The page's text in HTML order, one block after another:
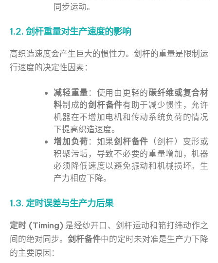
同步运动。
1.2. 剑杆重量对生产速度的影响
高织造速度会产生巨大的惯性力。剑杆的重量是限制运
行速度的决定性因素：
减轻重量：使用由更轻的碳纤维或复合材
料制成的剑杆备件有助于减少惯性，允许
机器在不增加电机和传动系统负荷的情况
下提高织造速度。
增加负荷：如果剑杆备件 （剑杆）变形或
积聚污垢，导致不必要的重量增加，机器
必须降低速度以避免振动和机械损坏。生
产力相应下降。
1.3. 定时误差与生产力后果
定时 (Timing)是经纱开口、剑杆运动和筘打纬动作之
间的绝对同步。 剑杆备件中的定时未对准是生产力下降
的主要原因：